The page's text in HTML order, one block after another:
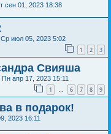
сен 01, 2023 18:38
Ср июл 05, 2023 5:02
1 2 3
Свияша
Пн апр 17, 2023 15:11
1 … 6 7 8 9
в подарок!
2023 16:11